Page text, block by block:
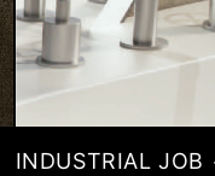
INDUSTRIAL JOB